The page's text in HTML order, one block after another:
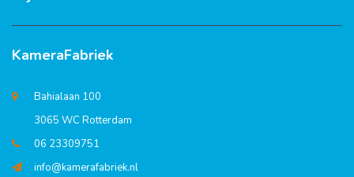
KameraFabriek
Bahialaan 100
3065 WC Rotterdam
06 23309751
info@kamerafabriek.nl